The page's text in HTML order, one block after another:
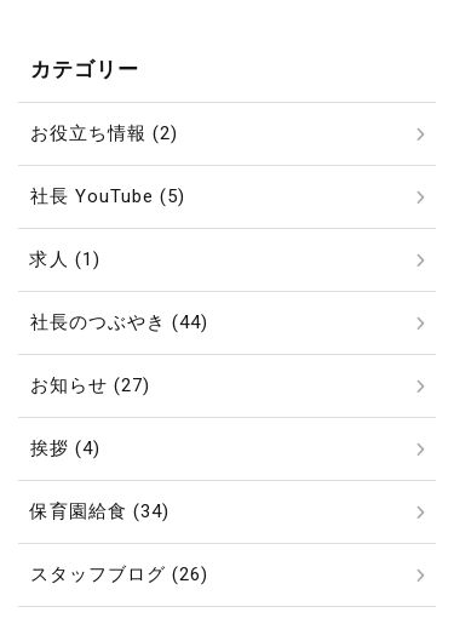
カテゴリー
お役立ち情報 (2)
社長 YouTube (5)
求人 (1)
社長のつぶやき (44)
お知らせ (27)
挨拶 (4)
保育園給食 (34)
スタッフブログ (26)